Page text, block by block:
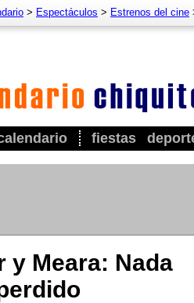
fiestas
> Espectáculos > Estrenos del cine
y Meara: Nada